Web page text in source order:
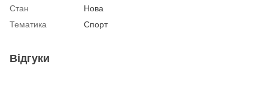
Стан
Нова
Тематика
Спорт
Відгуки